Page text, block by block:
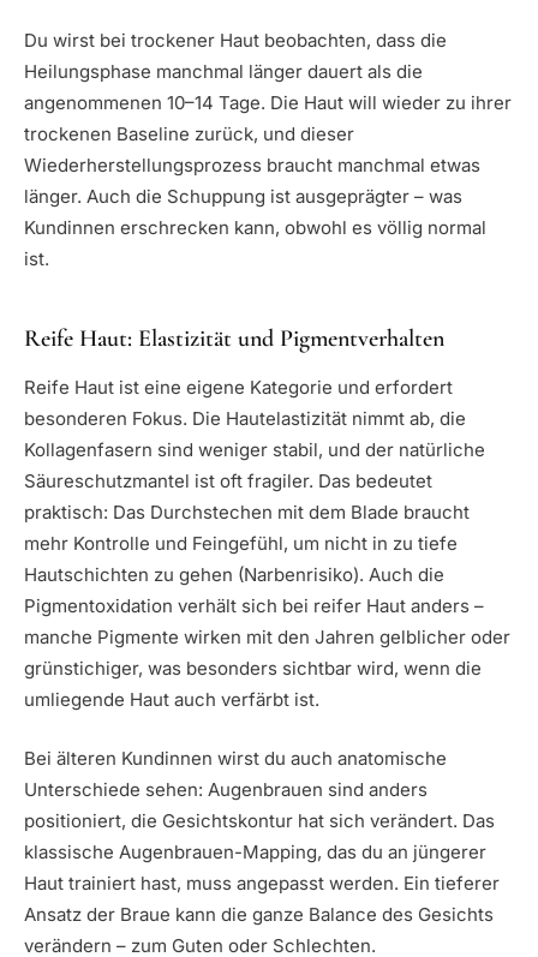
Du wirst bei trockener Haut beobachten, dass die
Heilungsphase manchmal länger dauert als die
angenommenen 10–14 Tage. Die Haut will wieder zu ihrer
trockenen Baseline zurück, und dieser
Wiederherstellungsprozess braucht manchmal etwas
länger. Auch die Schuppung ist ausgeprägter – was
Kundinnen erschrecken kann, obwohl es völlig normal
ist.
Reife Haut: Elastizität und Pigmentverhalten
Reife Haut ist eine eigene Kategorie und erfordert
besonderen Fokus. Die Hautelastizität nimmt ab, die
Kollagenfasern sind weniger stabil, und der natürliche
Säureschutzmantel ist oft fragiler. Das bedeutet
praktisch: Das Durchstechen mit dem Blade braucht
mehr Kontrolle und Feingefühl, um nicht in zu tiefe
Hautschichten zu gehen (Narbenrisiko). Auch die
Pigmentoxidation verhält sich bei reifer Haut anders –
manche Pigmente wirken mit den Jahren gelblicher oder
grünstichiger, was besonders sichtbar wird, wenn die
umliegende Haut auch verfärbt ist.
Bei älteren Kundinnen wirst du auch anatomische
Unterschiede sehen: Augenbrauen sind anders
positioniert, die Gesichtskontur hat sich verändert. Das
klassische Augenbrauen-Mapping, das du an jüngerer
Haut trainiert hast, muss angepasst werden. Ein tieferer
Ansatz der Braue kann die ganze Balance des Gesichts
verändern – zum Guten oder Schlechten.